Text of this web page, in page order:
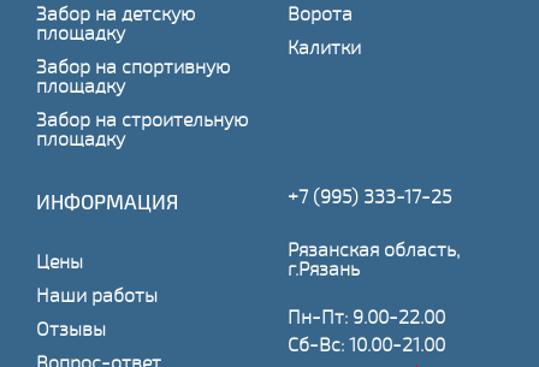
Забор на детскую
площадку
Забор на спортивную
площадку
Забор на строительную
площадку
Ворота
Калитки
ИНФОРМАЦИЯ
Цены
Наши работы
Отзывы
+7 (995) 333-17-25
Рязанская область,
г.Рязань
Пн-Пт: 9.00-22.00
Сб-Вс: 10.00-21.00